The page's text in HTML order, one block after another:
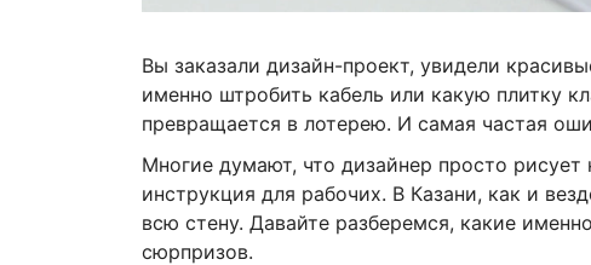
Вы заказали дизайн-проект, увидели
именно штробить кабель или какую плитку
превращается в лотерею. И самая частая
Многие думают, что дизайнер просто
инструкция для рабочих. В Казани, как и
всю стену. Давайте разберемся, какие
сюрпризов.